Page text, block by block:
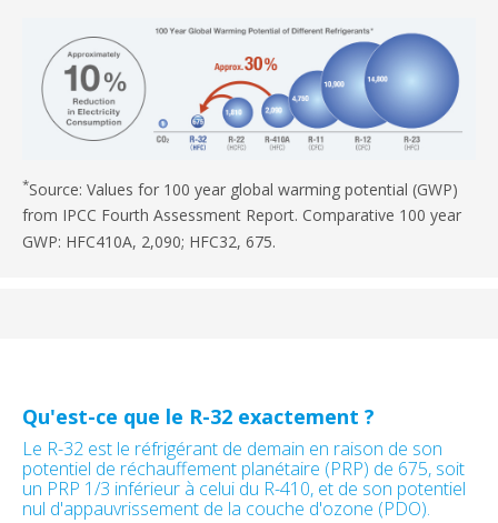
*Source: Values for 100 year global warming potential (GWP)
from IPCC Fourth Assessment Report. Comparative 100 year
GWP: HFC410A, 2,090; HFC32, 675.
Qu'est-ce que le R-32 exactement ?
Le R-32 est le réfrigérant de demain en raison de son
potentiel de réchauffement planétaire (PRP) de 675, soit
un PRP 1/3 inférieur à celui du R-410, et de son potentiel
nul d'appauvrissement de la couche d'ozone (PDO).